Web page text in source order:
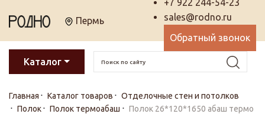
Пермь
+7 922 244-54-23
sales@rodno.ru
Обратный звонок
Каталог
Главная Каталог товаров
Отделочные стен и потолков
Полок
Полок термоабаш Полок 26*120*1650 абаш термо